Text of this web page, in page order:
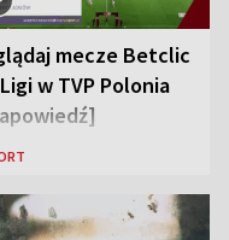
mecze Betclic
w TVP Polonia